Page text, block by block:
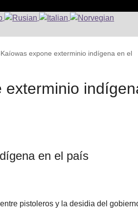
expone exterminio indígena en el
exterminio
en el país
pistoleros y la desidia del